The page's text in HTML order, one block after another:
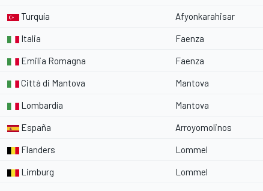
Turquía Afyonkarahisar
Italia Faenza
Emilia Romagna Faenza
Città di Mantova Mantova
Lombardía Mantova
España Arroyomolinos
Flanders Lommel
Limburg Lommel